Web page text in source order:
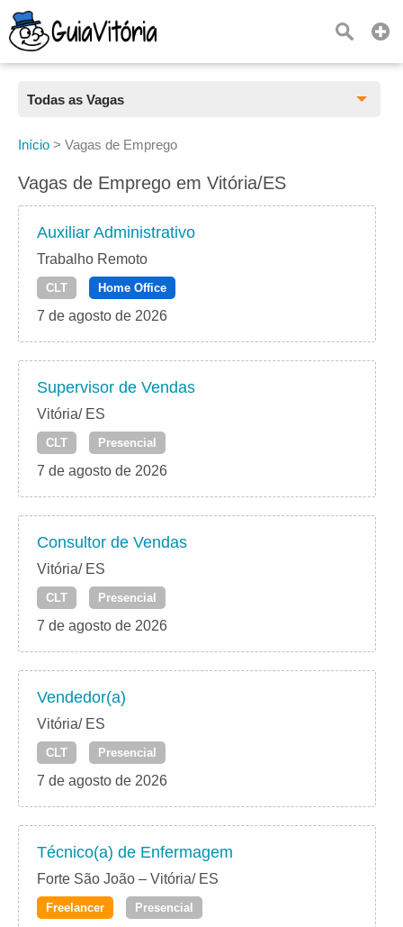
Todas as Vagas
Todas as Vagas
CLT
Freelancer
PJ
Início > Vagas de Emprego
Vagas de Emprego em Vitória/ES
Auxiliar Administrativo
Trabalho Remoto
CLT Home Office
7 de agosto de 2026
Supervisor de Vendas
Vitória/ ES
CLT Presencial
7 de agosto de 2026
Consultor de Vendas
Vitória/ ES
CLT Presencial
7 de agosto de 2026
Vendedor(a)
Vitória/ ES
CLT Presencial
7 de agosto de 2026
Técnico(a) de Enfermagem
Forte São João – Vitória/ ES
Freelancer Presencial